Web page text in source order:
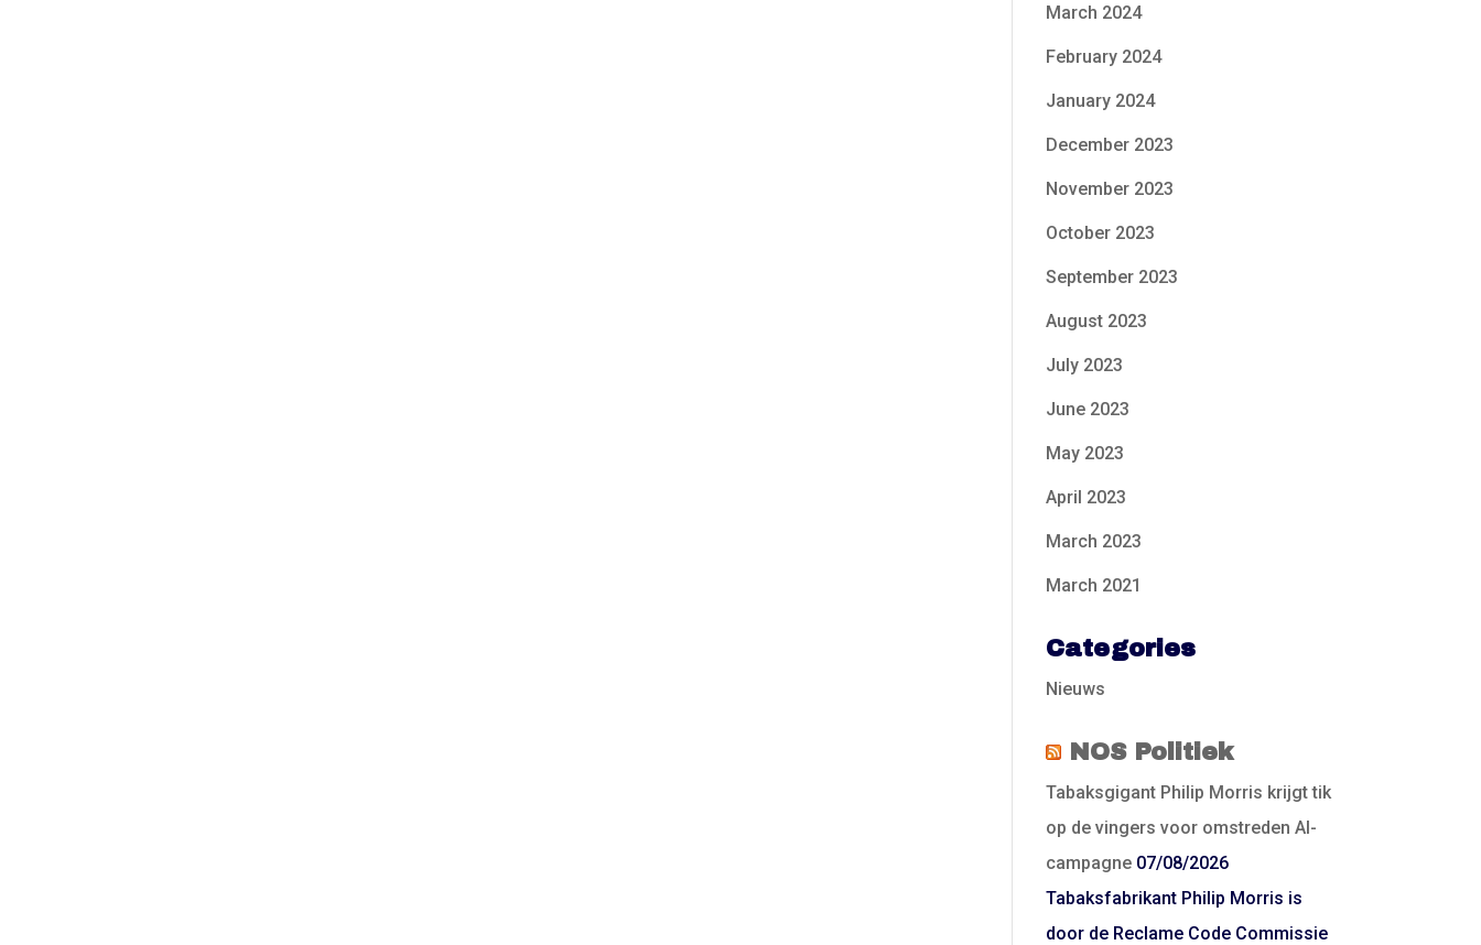
March 2024
February 2024
January 2024
December 2023
November 2023
October 2023
September 2023
August 2023
July 2023
June 2023
May 2023
April 2023
March 2023
March 2021
Categories
Nieuws
NOS Politiek
Tabaksgigant Philip Morris krijgt tik
op de vingers voor omstreden AI-
campagne 07/08/2026
Tabaksfabrikant Philip Morris is
door de Reclame Code Commissie